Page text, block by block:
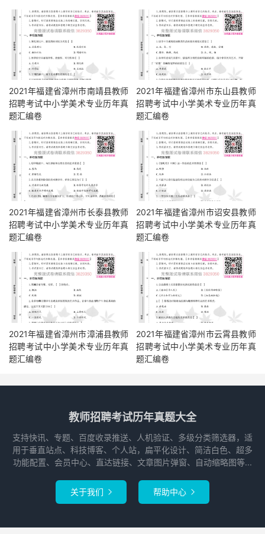
2021年福建省漳州市南靖县教师
招聘考试中小学美术专业历年真
题汇编卷
2021年福建省漳州市东山县教师
招聘考试中小学美术专业历年真
题汇编卷
2021年福建省漳州市长泰县教师
招聘考试中小学美术专业历年真
题汇编卷
2021年福建省漳州市诏安县教师
招聘考试中小学美术专业历年真
题汇编卷
2021年福建省漳州市漳浦县教师
招聘考试中小学美术专业历年真
题汇编卷
2021年福建省漳州市云霄县教师
招聘考试中小学美术专业历年真
题汇编卷
教师招聘考试历年真题大全
支持快讯、专题、百度收录推送、人机验证、多级分类筛选器，适
用于垂直站点、科技博客、个人站，扁平化设计、简洁白色、超多
功能配置、会员中心、直达链接、文章图片弹窗、自动缩略图等...
关于我们  帮助中心 